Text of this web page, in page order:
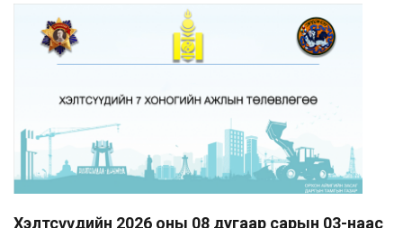
Хэлтсүүдийн 2026 оны 08 дугаар сарын 03-наас